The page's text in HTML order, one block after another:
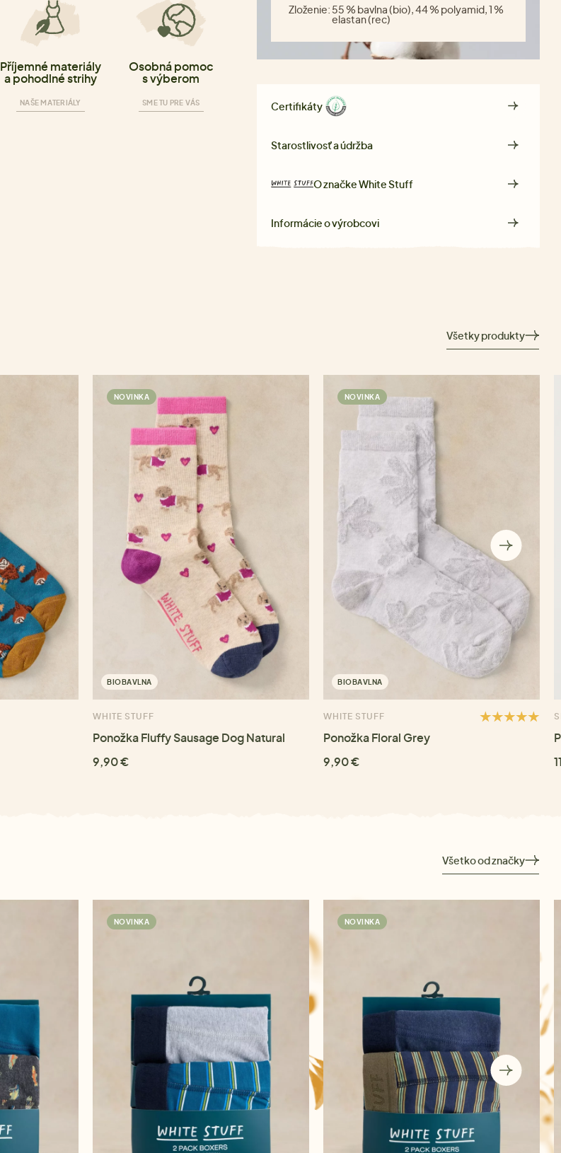
Příjemné materiály
a pohodlné strihy
NAŠE MATERIÁLY
Osobná pomoc
s výberom
SME TU PRE VÁS
Zloženie: 55 % bavlna (bio), 44 % polyamid, 1 %
elastan (rec)
Certifikáty
Starostlivosť a údržba
O značkeWhite Stuff
Informácie o výrobcovi
Všetky produkty
NOVINKA
BIOBAVLNA
WHITE STUFF
Ponožka Fluffy Sausage Dog Natural
9,90 €
NOVINKA
BIOBAVLNA
WHITE STUFF
Ponožka Floral Grey
9,90 €
Všetko od značky
NOVINKA NOVINKA